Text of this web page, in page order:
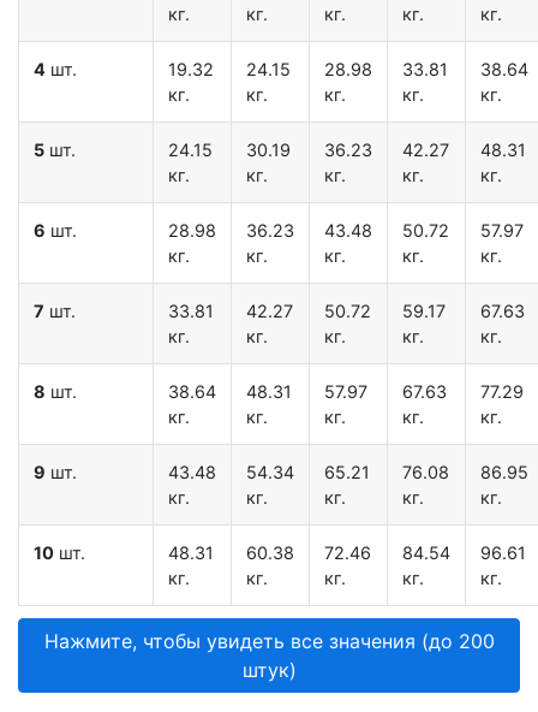
кг.
кг.
кг.
кг.
кг.
4 шт.
19.32
кг.
24.15
кг.
28.98
кг.
33.81
кг.
38.64
кг.
5 шт.
24.15
кг.
30.19
кг.
36.23
кг.
42.27
кг.
48.31
кг.
6 шт.
28.98
кг.
36.23
кг.
43.48
кг.
50.72
кг.
57.97
кг.
7 шт.
33.81
кг.
42.27
кг.
50.72
кг.
59.17
кг.
67.63
кг.
8 шт.
38.64
кг.
48.31
кг.
57.97
кг.
67.63
кг.
77.29
кг.
9 шт.
43.48
кг.
54.34
кг.
65.21
кг.
76.08
кг.
86.95
кг.
10 шт.
48.31
кг.
60.38
кг.
72.46
кг.
84.54
кг.
96.61
кг.
Нажмите, чтобы увидеть все значения (до 200
штук)